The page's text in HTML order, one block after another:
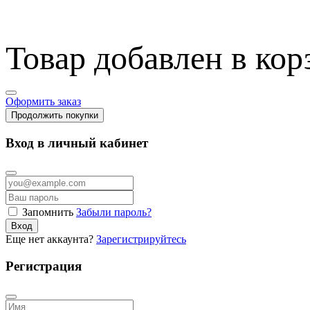
Товар добавлен в
Оформить заказ
Продолжить покупки
Вход в личный кабинет
Запомнить Забыли пароль?
Вход
Еще нет аккаунта? Зарегистрируйтесь
Регистрация